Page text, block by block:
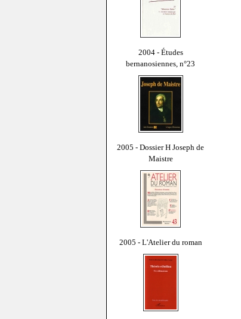
2004 - Études
bernanosiennes, n°23
2005 - Dossier H Joseph de
Maistre
2005 - L'Atelier du roman